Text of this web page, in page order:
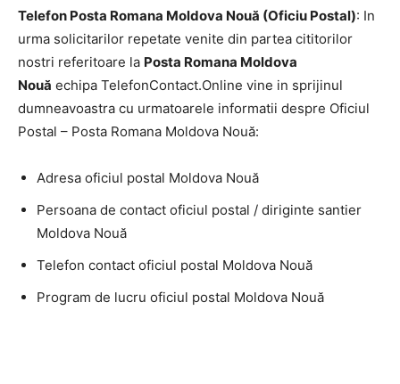
Telefon Posta Romana Moldova Nouă (Oficiu Postal): In
urma solicitarilor repetate venite din partea cititorilor
nostri referitoare la Posta Romana Moldova
Nouă echipa TelefonContact.Online vine in sprijinul
dumneavoastra cu urmatoarele informatii despre Oficiul
Postal – Posta Romana Moldova Nouă:
Adresa oficiul postal Moldova Nouă
Persoana de contact oficiul postal / diriginte santier
Moldova Nouă
Telefon contact oficiul postal Moldova Nouă
Program de lucru oficiul postal Moldova Nouă